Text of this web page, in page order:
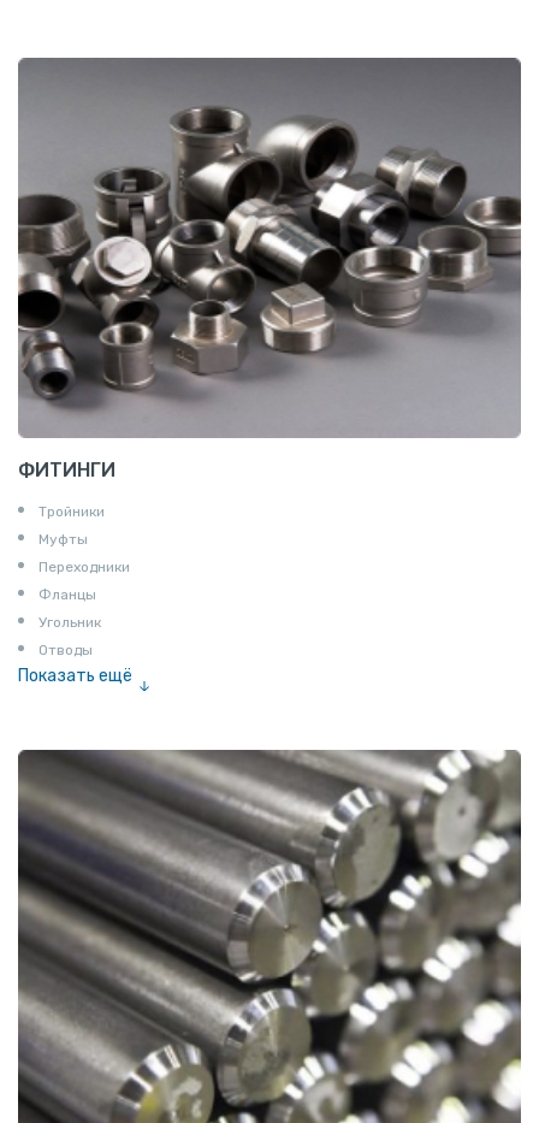
ФИТИНГИ
Тройники
Муфты
Переходники
Фланцы
Угольник
Отводы
Показать ещё
Соединение «американка»
Штуцеры
Сгоны
Удлинители для труб
Крестовины
Контргайки